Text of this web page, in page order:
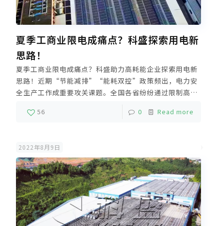
夏季工商业限电成痛点？科盛探索用电新
思路！
夏季工商业限电成痛点？科盛助力高耗能企业探索用电新
思路！近期“节能减排”“能耗双控”政策频出，电力安
全生产工作成重要攻关课题。全国各省纷纷通过限制高耗
能企业用电总量，提高电价、限制用电时段等方式促进能
耗减排，推动重点用能单位加强节能管理，引导转变发展
56 0 Read more
2022年8月9日